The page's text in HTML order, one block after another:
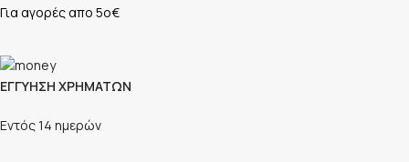
Για αγορές απο 5ο€
ΕΓΓΥΗΣΗ ΧΡΗΜΑΤΩΝ
Εντός 14 ημερών